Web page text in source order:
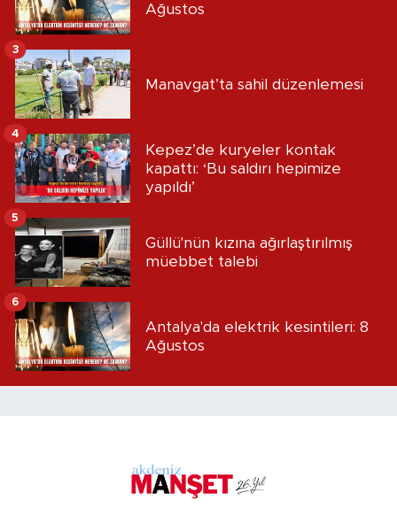
Ağustos
Manavgat’ta sahil düzenlemesi
3
Kepez’de kuryeler kontak
kapattı: ‘Bu saldırı hepimize
yapıldı’
4
Güllü'nün kızına ağırlaştırılmış
müebbet talebi
5
Antalya'da elektrik kesintileri: 8
Ağustos
6